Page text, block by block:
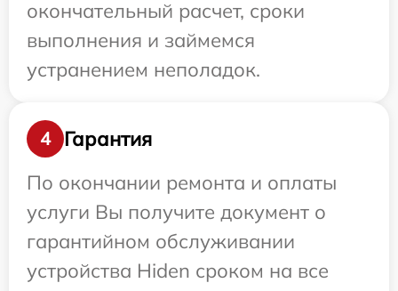
окончательный расчет, сроки
выполнения и займемся
устранением неполадок.
4
Гарантия
По окончании ремонта и оплаты
услуги Вы получите документ о
гарантийном обслуживании
устройства Hiden сроком на все